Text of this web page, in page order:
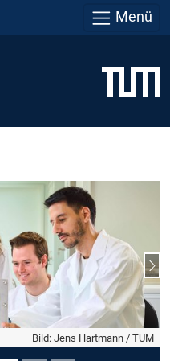
Menü
Bild: Jens Hartmann / TUM